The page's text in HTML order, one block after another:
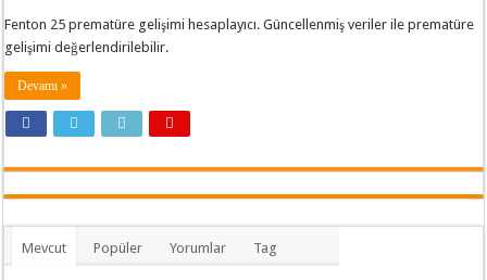
Fenton 25 prematüre gelişimi hesaplayıcı. Güncellenmiş veriler ile prematüre
gelişimi değerlendirilebilir.
Devamı »
Mevcut Popüler Yorumlar Tag